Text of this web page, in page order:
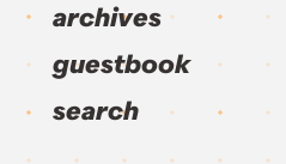
archives
guestbook
search